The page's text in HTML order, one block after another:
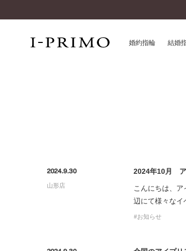
婚約指輪 結婚
パーフェクトプロポーズリング
ダイヤモンドプロポーズ
2024.9.30
山形店
2024年10月 ア
こんにちは、
辺にて様々な
お知らせ